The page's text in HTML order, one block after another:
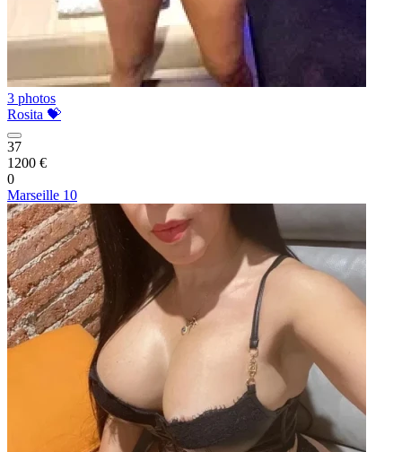
3 photos
Rosita 💝
37
1200 €
0
Marseille 10